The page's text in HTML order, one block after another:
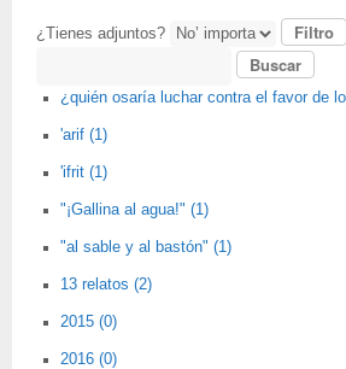
¿Tienes adjuntos?
¿quién osaría luchar contra el favor de
'arif (1)
'ifrit (1)
"¡Gallina al agua!" (1)
"al sable y al bastón" (1)
13 relatos (2)
2015 (0)
2016 (0)